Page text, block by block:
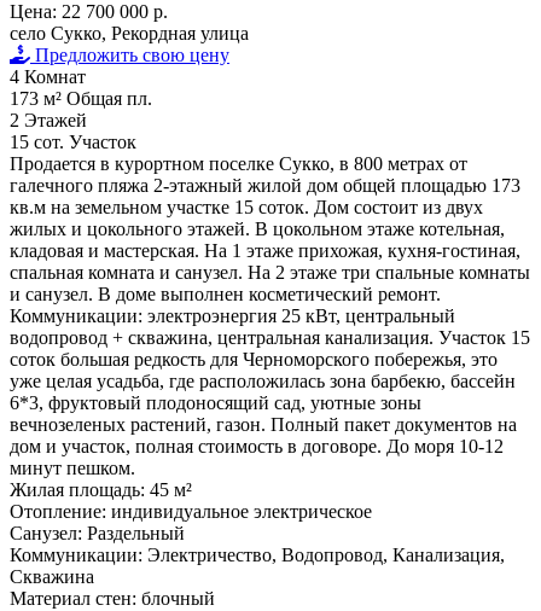
Цена: 22 700 000 р.
село Сукко, Рекордная улица
Предложить свою цену
4 Комнат
173 м² Общая пл.
2 Этажей
15 сот. Участок
Продается в курортном поселке Сукко, в 800 метрах от
галечного пляжа 2-этажный жилой дом общей площадью 173
кв.м на земельном участке 15 соток. Дом состоит из двух
жилых и цокольного этажей. В цокольном этаже котельная,
кладовая и мастерская. На 1 этаже прихожая, кухня-гостиная,
спальная комната и санузел. На 2 этаже три спальные комнаты
и санузел. В доме выполнен косметический ремонт.
Коммуникации: электроэнергия 25 кВт, центральный
водопровод + скважина, центральная канализация. Участок 15
соток большая редкость для Черноморского побережья, это
уже целая усадьба, где расположилась зона барбекю, бассейн
6*3, фруктовый плодоносящий сад, уютные зоны
вечнозеленых растений, газон. Полный пакет документов на
дом и участок, полная стоимость в договоре. До моря 10-12
минут пешком.
Жилая площадь: 45 м²
Отопление: индивидуальное электрическое
Санузел: Раздельный
Коммуникации: Электричество, Водопровод, Канализация,
Скважина
Материал стен: блочный